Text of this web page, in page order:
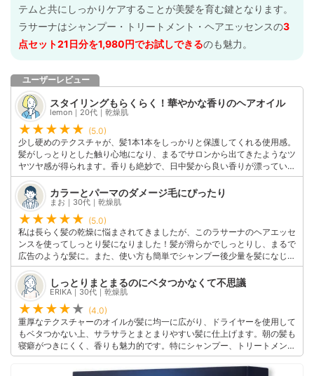
テムと共にしっかりケアすることが美髪を育む鍵となります。
ラサーナはシャンプー・トリートメント・ヘアエッセンスの3
点セット21日分を1,980円でお試しできるのも魅力。
ユーザーレビュー
スタイリングもらくらく！華やかな香りのヘアオイル
lemon｜20代｜乾燥肌
(5.0)
少し硬めのテクスチャが、髪1本1本をしっかりと保護してくれる使用感。
髪がしっとりとした触り心地になり、まるでサロンから出てきたようなツ
ヤツヤ感が得られます。香りも絶妙で、日中髪から良い香りが漂っていま
す。翌朝まで毛先までしっかりとまとまりを保っていたのでスタイリング
も楽になって、毎日が良い髪日和になりました。
このユーザーの他の口コミを見る
カラーとパーマのダメージ毛にぴったり
まお｜30代｜乾燥肌
(5.0)
私は長らく髪の乾燥に悩まされてきましたが、このラサーナのヘアエッセ
ンスを使ってしっとり髪になりました！髪が滑らかでしっとりし、まるで
広告のような髪に。また、使い方も簡単でシャンプー後少量を髪になじま
せるだけ。このヘアオイルは私の美髪への秘密です！
このユーザーの他の口コミを見る
しっとりまとまるのにベタつかなくて不思議
ERIKA｜30代｜乾燥肌
(4.0)
重厚なテクスチャーのオイルが髪に均一に広がり、ドライヤーを使用して
もベタつかない上、サラサラとまとまりやすい髪に仕上げます。朝の髪も
寝癖がつきにくく、香りも魅力的です。特にシャンプー、トリートメン
ト、エッセンスの3つの組み合わせがおすすめ。 広がりやうねりを抑えて
くれるので毎日のヘアスタイリングが楽しくなりました。個人差はあるか